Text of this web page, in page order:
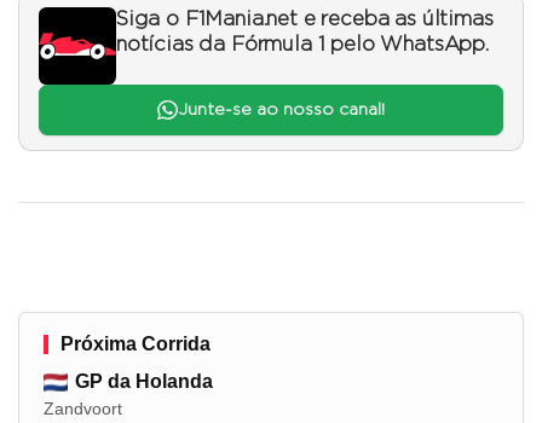
Siga o F1Mania.net e receba as últimas
notícias da Fórmula 1 pelo WhatsApp.
Junte-se ao nosso canal!
Próxima Corrida
GP da Holanda
Zandvoort